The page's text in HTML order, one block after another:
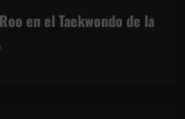
en el Taekwondo de la